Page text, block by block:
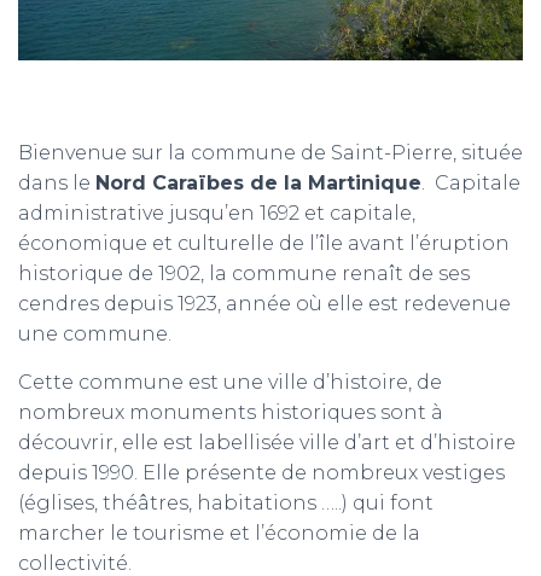
Bienvenue sur la commune de Saint-Pierre, située
dans le Nord Caraïbes de la Martinique . Capitale
administrative jusqu’en 1692 et capitale,
économique et culturelle de l’île avant l’éruption
historique de 1902, la commune renaît de ses
cendres depuis 1923, année où elle est redevenue
une commune.
Cette commune est une ville d’histoire, de
nombreux monuments historiques sont à
découvrir, elle est labellisée ville d’art et d’histoire
depuis 1990. Elle présente de nombreux vestiges
(églises, théâtres, habitations …..) qui font
marcher le tourisme et l’économie de la
collectivité.